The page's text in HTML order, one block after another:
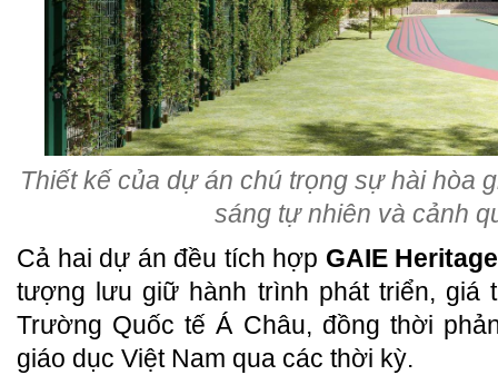
Thiết kế của dự án chú trọng sự hài hòa
sáng tự nhiên và cảnh
Cả hai dự án đều tích hợp GAIE
tượng lưu giữ hành trình phát triển, giá
Trường Quốc tế Á Châu, đồng thời
giáo dục Việt Nam qua các thời kỳ.